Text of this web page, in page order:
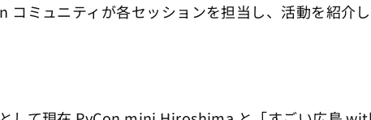
コミュニティが各セッションを担当し、活動を紹介